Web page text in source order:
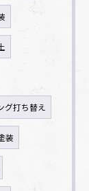
グ打ち替え
装